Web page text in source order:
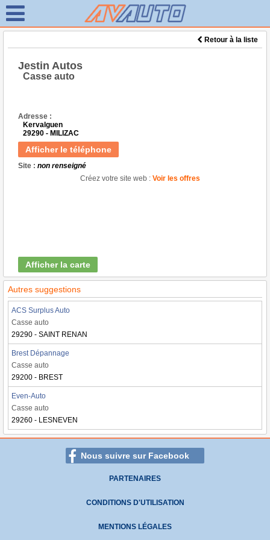
Retour à la liste
Jestin Autos
Casse auto
Adresse :
Kervalguen
29290 - MILIZAC
Afficher le téléphone
Site : non renseigné
Créez votre site web : Voir les offres
Afficher la carte
Autres suggestions
ACS Surplus Auto
Casse auto
29290 - SAINT RENAN
Brest Dépannage
Casse auto
29200 - BREST
Even-Auto
Casse auto
29260 - LESNEVEN
Nous suivre sur Facebook
PARTENAIRES
CONDITIONS D'UTILISATION
MENTIONS LÉGALES